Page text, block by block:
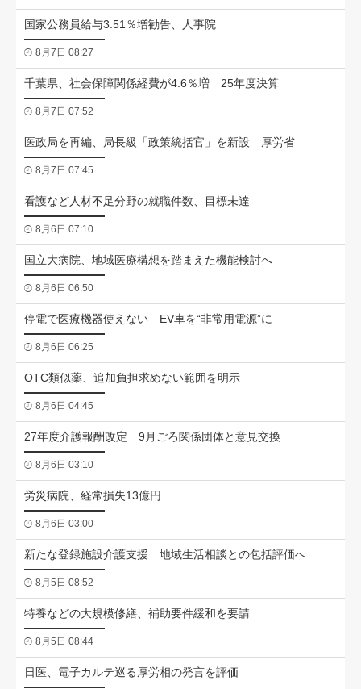
国家公務員給与3.51％増勧告、人事院
8月7日 08:27
千葉県、社会保障関係経費が4.6％増 25年度決算
8月7日 07:52
医政局を再編、局長級「政策統括官」を新設 厚労省
8月7日 07:45
看護など人材不足分野の就職件数、目標未達
8月6日 07:10
国立大病院、地域医療構想を踏まえた機能検討へ
8月6日 06:50
停電で医療機器使えない EV車を“非常用電源”に
8月6日 06:25
OTC類似薬、追加負担求めない範囲を明示
8月6日 04:45
27年度介護報酬改定 9月ごろ関係団体と意見交換
8月6日 03:10
労災病院、経常損失13億円
8月6日 03:00
新たな登録施設介護支援 地域生活相談との包括評価へ
8月5日 08:52
特養などの大規模修繕、補助要件緩和を要請
8月5日 08:44
日医、電子カルテ巡る厚労相の発言を評価